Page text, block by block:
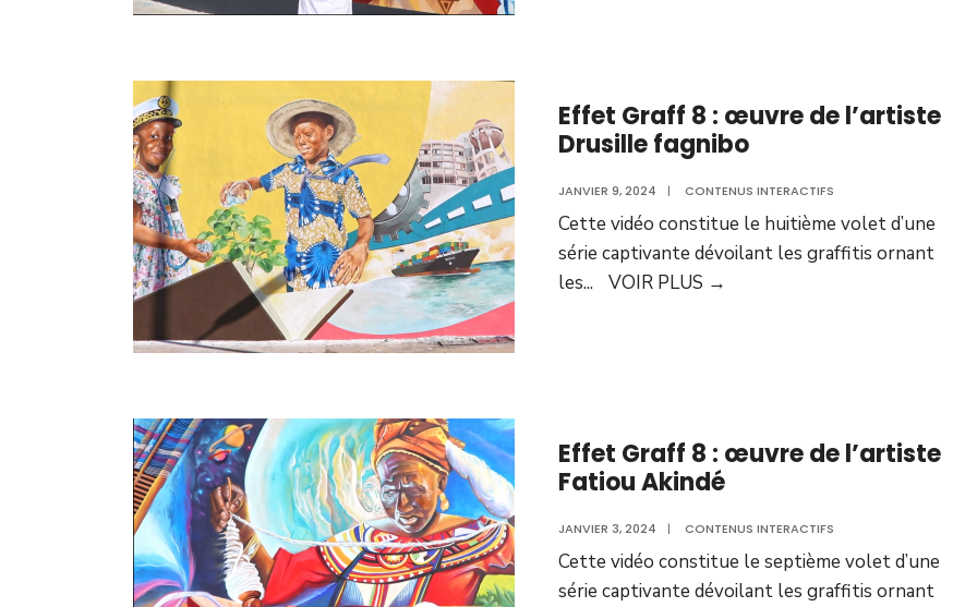
Effet Graff 8 : œuvre de l’artiste
Drusille fagnibo
JANVIER 9, 2024 | CONTENUS INTERACTIFS
Cette vidéo constitue le huitième volet d’une
série captivante dévoilant les graffitis ornant
les... VOIR PLUS →
Effet Graff 8 : œuvre de l’artiste
Fatiou Akindé
JANVIER 3, 2024 | CONTENUS INTERACTIFS
Cette vidéo constitue le septième volet d’une
série captivante dévoilant les graffitis ornant